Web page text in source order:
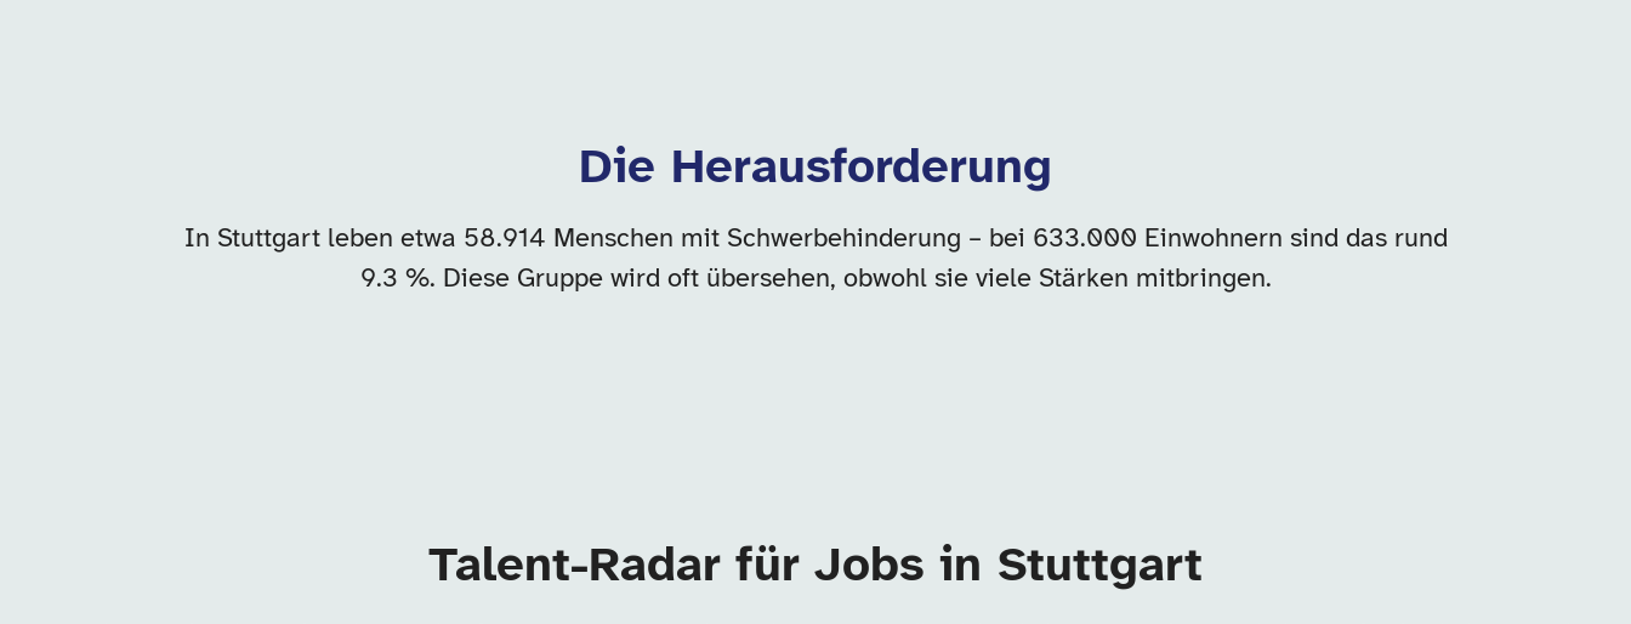
Die Herausforderung
In Stuttgart leben etwa 58.914 Menschen mit Schwerbehinderung – bei 633.000 Einwohnern sind das rund
9.3 %. Diese Gruppe wird oft übersehen, obwohl sie viele Stärken mitbringen.
Talent-Radar für Jobs in Stuttgart